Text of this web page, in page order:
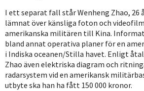
I ett separat fall står Wenheng Zhao, 26
lämnat över känsliga foton och
amerikanska militären till Kina.
bland annat operativa planer för en
i Indiska oceanen/Stilla havet. Enligt
Zhao även elektriska diagram och
radarsystem vid en amerikansk
utbyte ska han ha fått 150 000 kronor.